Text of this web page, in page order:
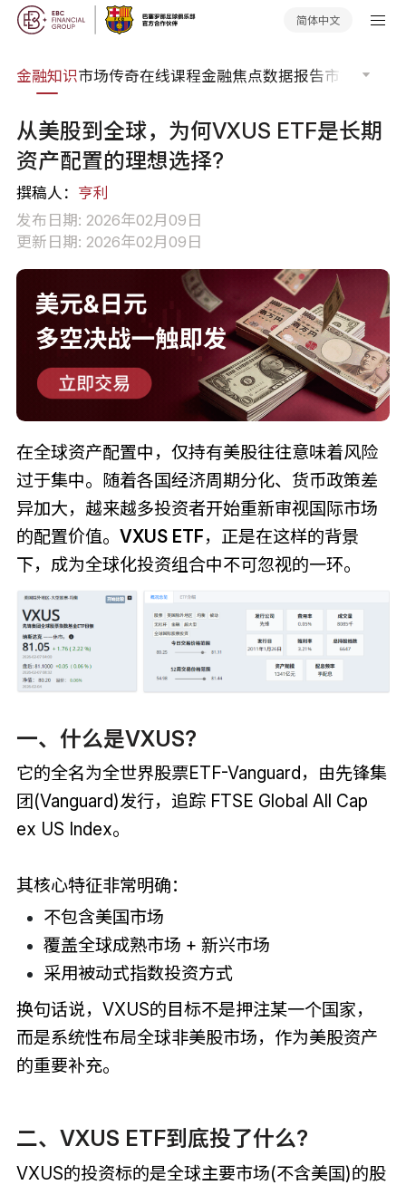
简体中文
金融知识市场传奇在线课程金融焦点数据报告市场分析
从美股到全球，为何VXUS ETF是长期
资产配置的理想选择?
撰稿人： 亨利
发布日期: 2026年02月09日
更新日期: 2026年02月09日
在全球资产配置中，仅持有美股往往意味着风险
过于集中。随着各国经济周期分化、货币政策差
异加大，越来越多投资者开始重新审视国际市场
的配置价值。 VXUS ETF，正是在这样的背景
下，成为全球化投资组合中不可忽视的一环。
一、什么是VXUS?
它的全名为全世界股票ETF-Vanguard，由先锋集
团(Vanguard)发行，追踪 FTSE Global All Cap
ex US Index。
其核心特征非常明确：
不包含美国市场
覆盖全球成熟市场 + 新兴市场
采用被动式指数投资方式
换句话说，VXUS的目标不是押注某一个国家，
而是系统性布局全球非美股市场，作为美股资产
的重要补充。
二、VXUS ETF到底投了什么?
VXUS的投资标的是全球主要市场(不含美国)的股